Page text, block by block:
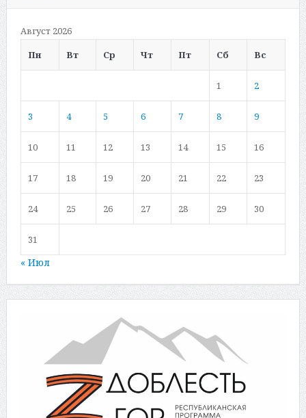
Август 2026
Пн
Вт Ср Чт Пт Сб Вс
1 2
3 4 5 6 7 8 9
10 11 12 13 14 15 16
17 18 19 20 21 22 23
24 25 26 27 28 29 30
31
« Июл